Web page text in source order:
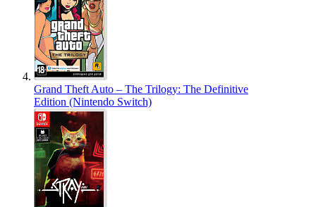
Grand Theft Auto – The Trilogy: The Definitive
Edition (Nintendo Switch)